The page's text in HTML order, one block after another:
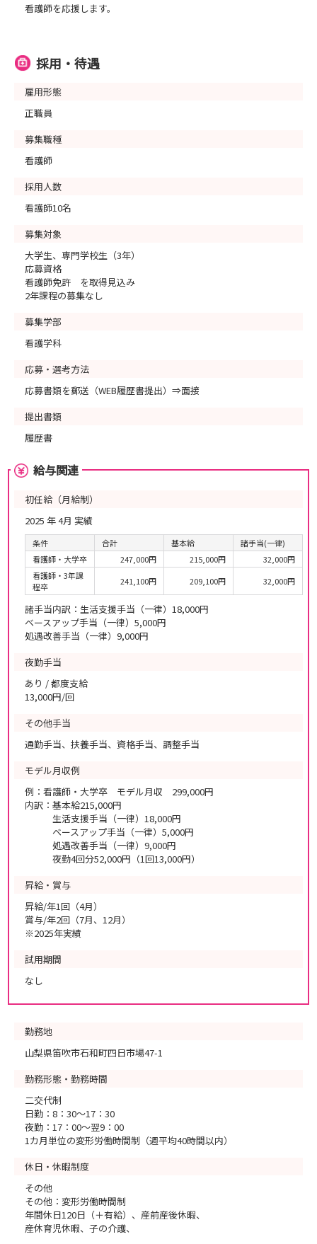
看護師を応援します。
採用・待遇
雇用形態
正職員
募集職種
看護師
採用人数
看護師10名
募集対象
大学生、専門学校生（3年）
応募資格
看護師免許 を取得見込み
2年課程の募集なし
募集学部
看護学科
応募・選考方法
応募書類を郵送（WEB履歴書提出）⇒面接
提出書類
履歴書
給与関連
初任給（月給制）
2025 年 4月 実績
条件 合計 基本給
諸手当(一律)
看護師・大学卒
247,000円 215,000円
32,000円
看護師・3年課
程卒
241,100円 209,100円 32,000円
諸手当内訳：生活支援手当（一律）18,000円
ベースアップ手当（一律）5,000円
処遇改善手当（一律）9,000円
夜勤手当
あり / 都度支給
13,000円/回
その他手当
通勤手当、扶養手当、資格手当、調整手当
モデル月収例
例：看護師・大学卒 モデル月収 299,000円
内訳：基本給215,000円
生活支援手当（一律）18,000円
ベースアップ手当（一律）5,000円
処遇改善手当（一律）9,000円
夜勤4回分52,000円（1回13,000円）
昇給・賞与
昇給/年1回（4月）
賞与/年2回（7月、12月）
※2025年実績
試用期間
なし
勤務地
山梨県笛吹市石和町四日市場47-1
勤務形態・勤務時間
二交代制
日勤：8：30～17：30
夜勤：17：00～翌9：00
1カ月単位の変形労働時間制（週平均40時間以内）
休日・休暇制度
その他
その他：変形労働時間制
年間休日120日（＋有給）、産前産後休暇、
産休育児休暇、子の介護、